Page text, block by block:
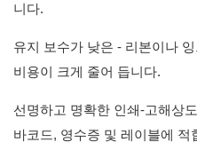
니다.
유지 보수가 낮은 - 리본이나
비용이 크게 줄어 듭니다.
선명하고 명확한 인쇄-고해상
바코드, 영수증 및 레이블에 적